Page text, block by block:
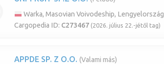
Warka, Masovian Voivodeship, Lengyelország
Cargopedia ID: C273467 (2026. július 22.-jétől tag)
APPDE SP. Z O.O. (Valami más)